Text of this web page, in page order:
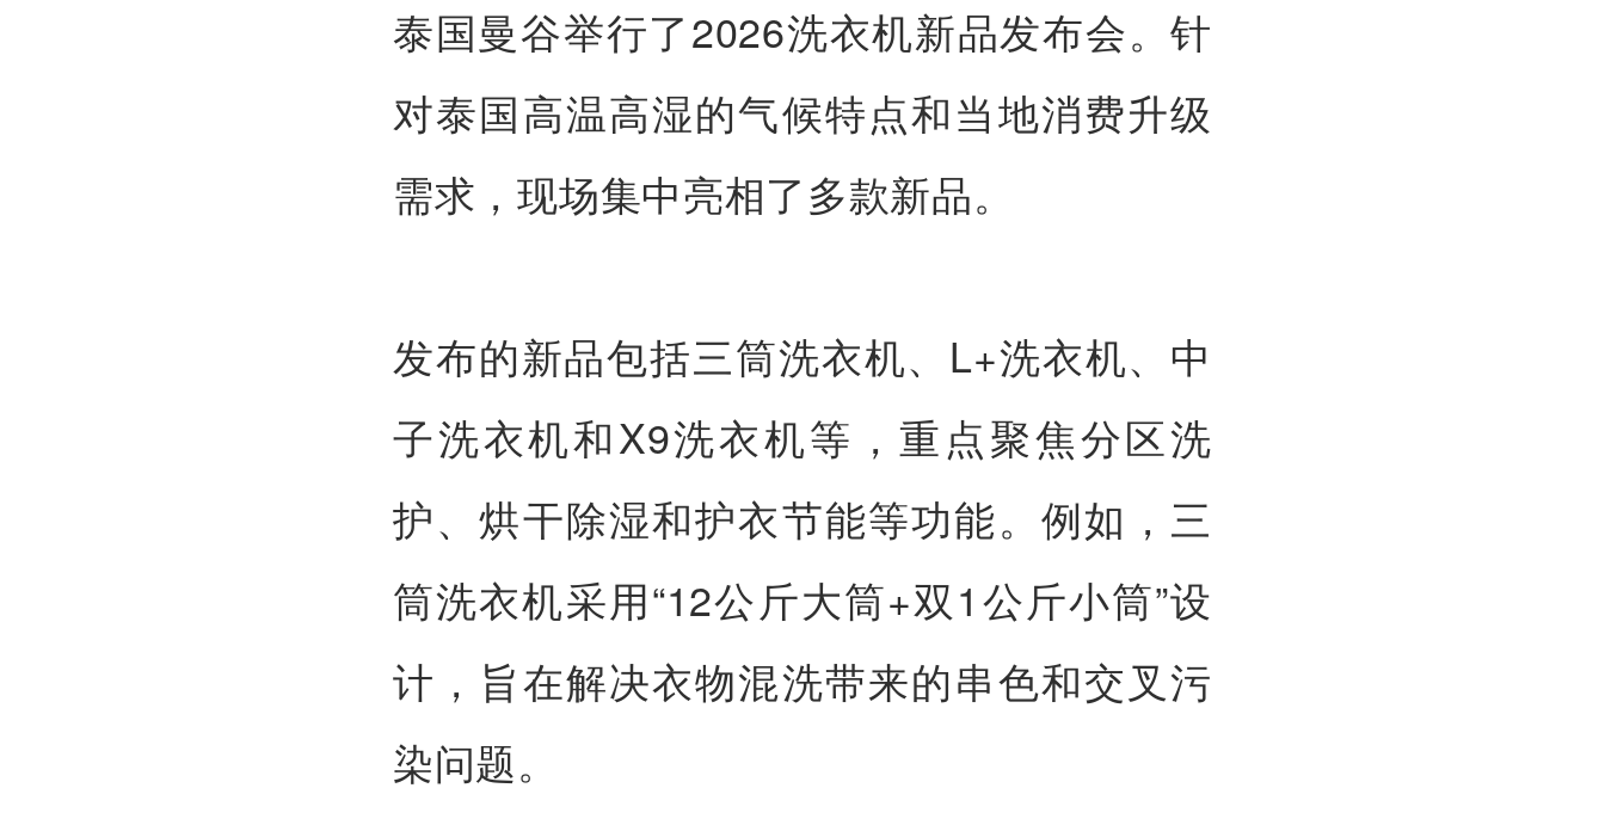
泰国曼谷举行了2026洗衣机新品发布会。针
对泰国高温高湿的气候特点和当地消费升级
需求，现场集中亮相了多款新品。
发布的新品包括三筒洗衣机、L+洗衣机、中
子洗衣机和X9洗衣机等，重点聚焦分区洗
护、烘干除湿和护衣节能等功能。例如，三
筒洗衣机采用“12公斤大筒+双1公斤小筒”设
计，旨在解决衣物混洗带来的串色和交叉污
染问题。